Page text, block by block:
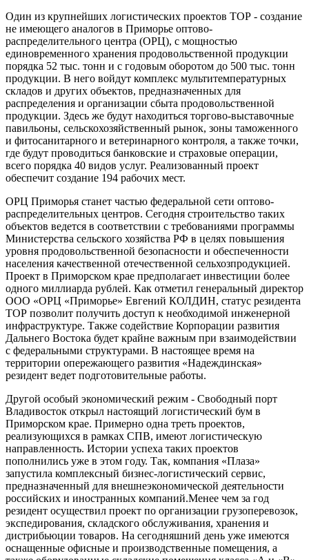
Один из крупнейших логистических проектов ТОР - создание
не имеющего аналогов в Приморье оптово-
распределительного центра (ОРЦ), с мощностью
единовременного хранения продовольственной продукции
порядка 52 тыс. тонн и с годовым оборотом до 500 тыс. тонн
продукции. В него войдут комплекс мультитемпературных
складов и других объектов, предназначенных для
распределения и организации сбыта продовольственной
продукции. Здесь же будут находиться торгово-выставочные
павильоны, сельскохозяйственный рынок, зоны таможенного
и фитосанитарного и ветеринарного контроля, а также точки,
где будут проводиться банковские и страховые операции,
всего порядка 40 видов услуг. Реализованный проект
обеспечит создание 194 рабочих мест.
ОРЦ Приморья станет частью федеральной сети оптово-
распределительных центров. Сегодня строительство таких
объектов ведется в соответствии с требованиями программы
Министерства сельского хозяйства РФ в целях повышения
уровня продовольственной безопасности и обеспеченности
населения качественной отечественной сельхозпродукцией.
Проект в Приморском крае предполагает инвестиции более
одного миллиарда рублей. Как отметил генеральный директор
ООО «ОРЦ «Приморье» Евгений КОЛДИН, статус резидента
ТОР позволит получить доступ к необходимой инженерной
инфраструктуре. Также содействие Корпорации развития
Дальнего Востока будет крайне важным при взаимодействии
с федеральными структурами. В настоящее время на
территории опережающего развития «Надеждинская»
резидент ведет подготовительные работы.
Другой особый экономический режим - Свободный порт
Владивосток открыл настоящий логистический бум в
Приморском крае. Примерно одна треть проектов,
реализующихся в рамках СПВ, имеют логистическую
направленность. Истории успеха таких проектов
пополнились уже в этом году. Так, компания «Плаза»
запустила комплексный бизнес-логистический сервис,
предназначенный для внешнеэкономической деятельности
российских и иностранных компаний.Менее чем за год
резидент осуществил проект по организации грузоперевозок,
экспедирования, складского обслуживания, хранения и
дистрибьюции товаров. На сегодняшний день уже имеются
оснащенные офисные и производственные помещения, а